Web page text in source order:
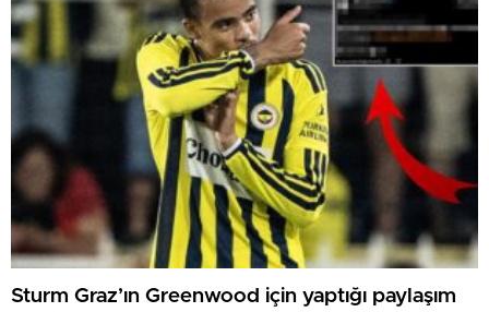
Sturm Graz’ın Greenwood için yaptığı paylaşım